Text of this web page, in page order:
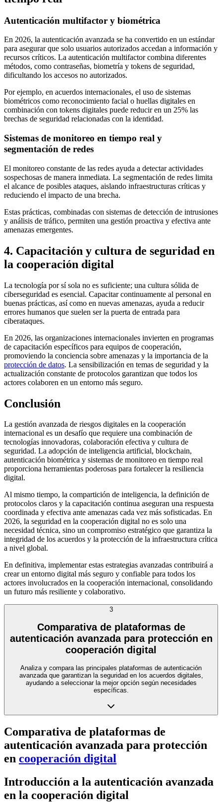
Autenticación multifactor y biométrica
En 2026, la autenticación avanzada se ha convertido en un estándar
para asegurar que solo usuarios autorizados accedan a información y
recursos críticos. La autenticación multifactor combina diferentes
métodos, como contraseñas, biometría y tokens de seguridad,
dificultando los accesos no autorizados.
Por ejemplo, en acuerdos internacionales, el uso de sistemas
biométricos como reconocimiento facial o huellas digitales en
combinación con tokens digitales puede reducir en un 25% las
brechas de seguridad relacionadas con la identidad.
Sistemas de monitoreo en tiempo real y
segmentación de redes
El monitoreo constante de las redes ayuda a detectar actividades
sospechosas de manera inmediata. La segmentación de redes limita
el alcance de posibles ataques, aislando infraestructuras críticas y
reduciendo el impacto de una brecha.
Estas prácticas, combinadas con sistemas de detección de intrusiones
y análisis de tráfico, permiten una gestión proactiva y efectiva ante
amenazas emergentes.
4. Capacitación y cultura de seguridad en
la cooperación digital
La tecnología por sí sola no es suficiente; una cultura sólida de
ciberseguridad es esencial. Capacitar continuamente al personal en
buenas prácticas, así como en nuevas amenazas, ayuda a reducir
errores humanos que suelen ser la puerta de entrada para
ciberataques.
En 2026, las organizaciones internacionales invierten en programas
de capacitación específicos para equipos de cooperación,
promoviendo la conciencia sobre amenazas y la importancia de la
protección de datos. La sensibilización en temas de seguridad y la
actualización constante de protocolos garantizan que todos los
actores colaboren en un entorno más seguro.
Conclusión
La gestión avanzada de riesgos digitales en la cooperación
internacional es un desafío que requiere una combinación de
tecnologías innovadoras, colaboración efectiva y cultura de
seguridad. La adopción de inteligencia artificial, blockchain,
autenticación biométrica y sistemas de monitoreo en tiempo real
proporciona herramientas poderosas para fortalecer la resiliencia
digital.
Al mismo tiempo, la compartición de inteligencia, la definición de
protocolos claros y la capacitación continua aseguran una respuesta
coordinada y efectiva ante amenazas cada vez más sofisticadas. En
2026, la seguridad en la cooperación digital no es solo una
necesidad técnica, sino un compromiso estratégico que garantiza la
integridad de los acuerdos y la protección de la infraestructura crítica
a nivel global.
En definitiva, implementar estas estrategias avanzadas contribuirá a
crear un entorno digital más seguro y confiable para todos los
actores involucrados en la cooperación internacional, consolidando
un futuro más resiliente y colaborativo.
3
Comparativa de plataformas de
autenticación avanzada para protección en
cooperación digital
Analiza y compara las principales plataformas de autenticación
avanzada que garantizan la seguridad en los acuerdos digitales,
ayudando a seleccionar la mejor opción según necesidades
específicas.
Comparativa de plataformas de
autenticación avanzada para protección
en cooperación digital
Introducción a la autenticación avanzada
en la cooperación digital